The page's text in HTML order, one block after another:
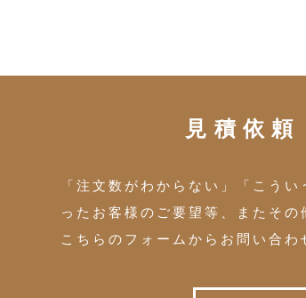
見積依
「注文数がわからない」「こう
ったお客様のご要望等、またそ
こちらのフォームからお問い合わ